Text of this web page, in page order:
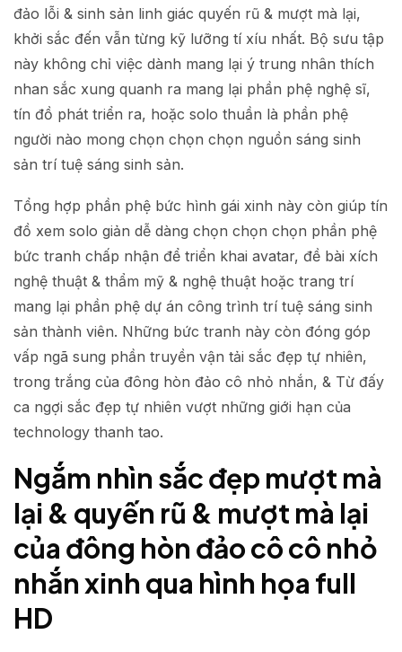
đảo lỗi & sinh sản linh giác quyến rũ & mượt mà lại,
khởi sắc đến vẫn từng kỹ lưỡng tí xíu nhất. Bộ sưu tập
này không chỉ việc dành mang lại ý trung nhân thích
nhan sắc xung quanh ra mang lại phần phệ nghệ sĩ,
tín đồ phát triển ra, hoặc solo thuần là phần phệ
người nào mong chọn chọn chọn nguồn sáng sinh
sản trí tuệ sáng sinh sản.
Tổng hợp phần phệ bức hình gái xinh này còn giúp tín
đồ xem solo giản dễ dàng chọn chọn chọn phần phệ
bức tranh chấp nhận để triển khai avatar, đề bài xích
nghệ thuật & thẩm mỹ & nghệ thuật hoặc trang trí
mang lại phần phệ dự án công trình trí tuệ sáng sinh
sản thành viên. Những bức tranh này còn đóng góp
vấp ngã sung phần truyền vận tải sắc đẹp tự nhiên,
trong trắng của đông hòn đảo cô nhỏ nhắn, & Từ đấy
ca ngợi sắc đẹp tự nhiên vượt những giới hạn của
technology thanh tao.
Ngắm nhìn sắc đẹp mượt mà
lại & quyến rũ & mượt mà lại
của đông hòn đảo cô cô nhỏ
nhắn xinh qua hình họa full
HD